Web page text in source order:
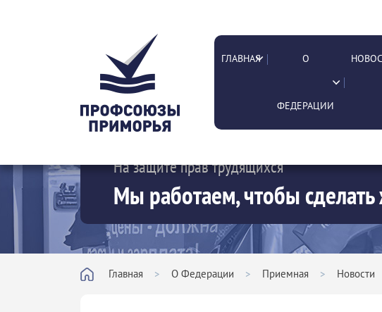
ГЛАВНАЯ О
ФЕДЕРАЦИИ
На защите прав трудящихся
Мы работаем, чтобы
Главная > О Федерации > Приемная > Новости